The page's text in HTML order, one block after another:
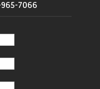
965-7066